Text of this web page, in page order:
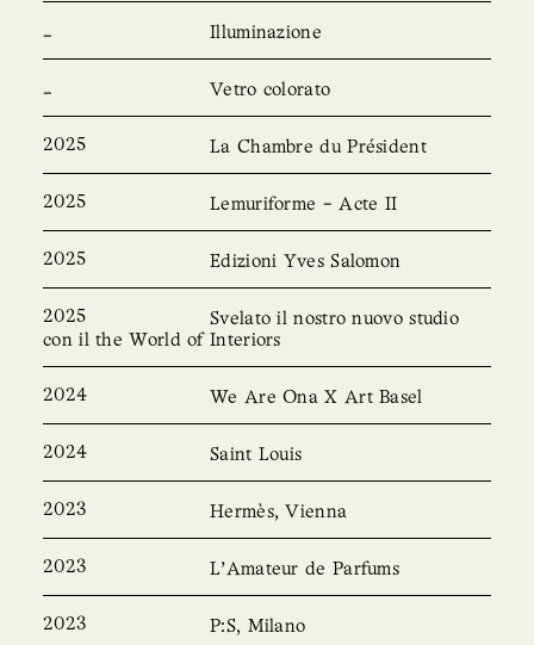
Illuminazione
Vetro colorato
2025 La Chambre du Président
2025 Lemuriforme - Acte II
2025 Edizioni Yves Salomon
2025
Svelato il nostro nuovo studio
con il the World of Interiors
2024 We Are Ona X Art Basel
2024 Saint Louis
2023 Hermès, Vienna
2023 L'Amateur de Parfums
2023 P:S, Milano